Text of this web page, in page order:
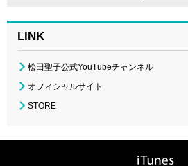
LINK
松田聖子公式YouTubeチャンネル
オフィシャルサイト
STORE